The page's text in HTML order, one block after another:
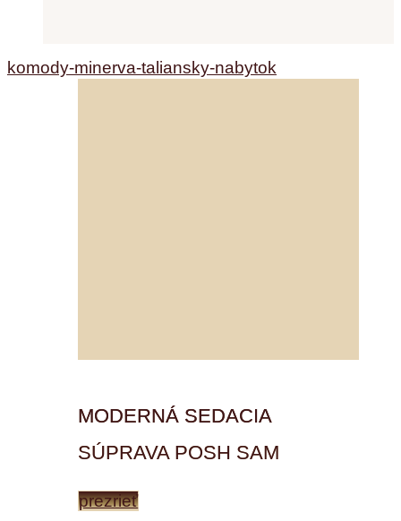
MODERNÁ SEDACIA
SÚPRAVA POSH SAM
prezrieť
komody-minerva-taliansky-nabytok